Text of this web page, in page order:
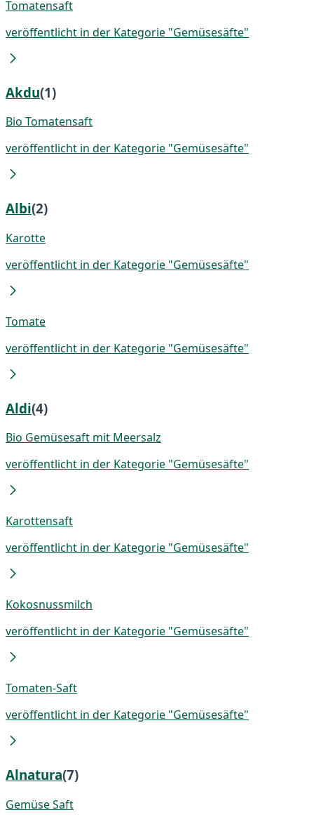
Tomatensaft
veröffentlicht in der Kategorie "Gemüsesäfte"
Akdu(1)
Bio Tomatensaft
veröffentlicht in der Kategorie "Gemüsesäfte"
Albi(2)
Karotte
veröffentlicht in der Kategorie "Gemüsesäfte"
Tomate
veröffentlicht in der Kategorie "Gemüsesäfte"
Aldi(4)
Bio Gemüsesaft mit Meersalz
veröffentlicht in der Kategorie "Gemüsesäfte"
Karottensaft
veröffentlicht in der Kategorie "Gemüsesäfte"
Kokosnussmilch
veröffentlicht in der Kategorie "Gemüsesäfte"
Tomaten-Saft
veröffentlicht in der Kategorie "Gemüsesäfte"
Alnatura(7)
Gemüse Saft